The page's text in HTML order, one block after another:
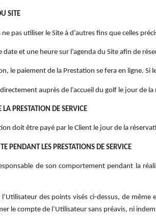
SITE
ne pas utiliser le Site à d’autres fins que celles
date et une heure sur l’agenda du Site afin de
le paiement de la Prestation se fera en ligne.
auprès de l’accueil du golf le jour de
PRESTATION DE SERVICE
doit être payé par le Client le jour de la
PENDANT LES PRESTATIONS DE SERVICE
de son comportement pendant la
des points visés ci-dessus, de
le compte de l’Utilisateur sans préavis, ni